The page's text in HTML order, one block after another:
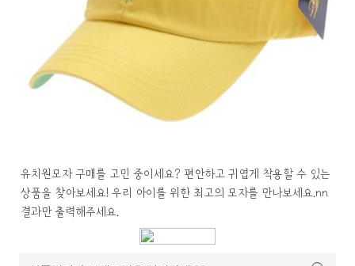
유치원모자 구매를 고민 중이세요? 편안하고 귀엽게 착용할 수 있는
상품을 찾아보세요! 우리 아이를 위한 최고의 모자를 만나보세요.nn
결과만 출력해주세요.